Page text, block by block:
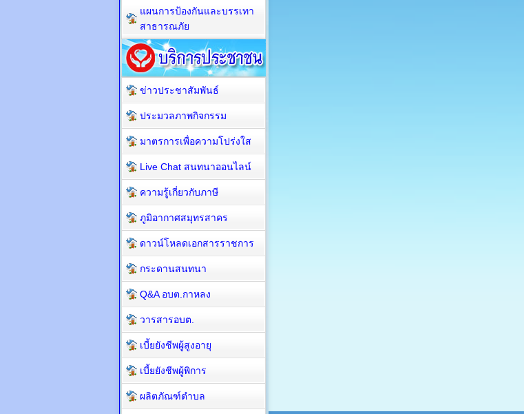
แผนการป้องกันและบรรเทา
สาธารณภัย
ข่าวประชาสัมพันธ์
ประมวลภาพกิจกรรม
มาตรการเพื่อความโปร่งใส
Live Chat สนทนาออนไลน์
ความรู้เกี่ยวกับภาษี
ภูมิอากาศสมุทรสาคร
ดาวน์โหลดเอกสารราชการ
กระดานสนทนา
Q&A อบต.กาหลง
วารสารอบต.
เบี้ยยังชีพผู้สูงอายุ
เบี้ยยังชีพผู้พิการ
ผลิตภัณฑ์ตำบล